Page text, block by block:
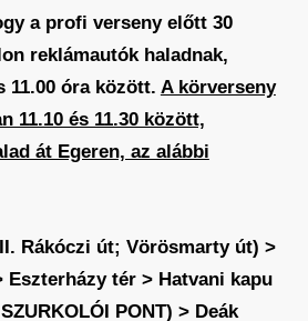
a profi verseny előtt 30
reklámautók haladnak,
11.00 óra között. A körverseny
11.10 és 11.30 között,
át Egeren, az alábbi
Rákóczi út; Vörösmarty út) >
Eszterházy tér > Hatvani kapu
PONT) > Deák